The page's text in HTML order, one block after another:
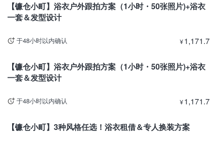
【镰仓小町】浴衣户外跟拍方案（1小时・50张照片)+浴衣
一套＆发型设计
于48小时以内确认 ¥1,171.7
【镰仓小町】浴衣户外跟拍方案（1小时・50张照片)+浴衣
一套＆发型设计
于48小时以内确认 ¥1,171.7
【镰仓小町】3种风格任选！浴衣租借＆专人换装方案